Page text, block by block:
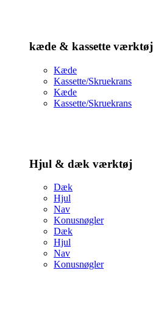
kæde & kassette værktøj
Kæde
Kassette/Skruekrans
Kæde
Kassette/Skruekrans
Hjul & dæk værktøj
Dæk
Hjul
Nav
Konusnøgler
Dæk
Hjul
Nav
Konusnøgler